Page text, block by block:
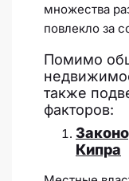
множества
повлекло за
Помимо
также
факторов:
Кипра